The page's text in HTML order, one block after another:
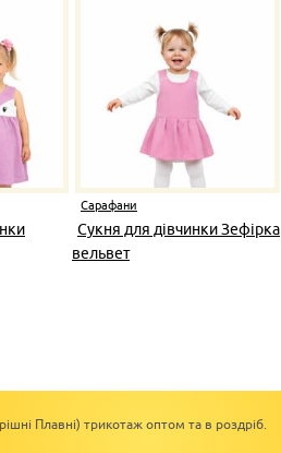
Сарафани
Сукня для дівчинки Зефірка
вельвет
Плавні) трикотаж оптом та в роздріб.